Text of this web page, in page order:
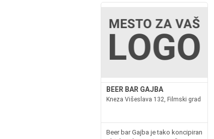
BEER BAR GAJBA
Kneza Višeslava 132, Filmski grad
Beer bar Gajba je tako koncipiran